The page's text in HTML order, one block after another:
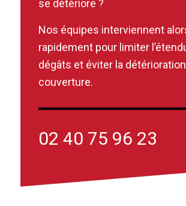
se détériore ?
Nos équipes interviennent
rapidement pour limiter
dégâts et éviter la
couverture.
02 40 75 96 23